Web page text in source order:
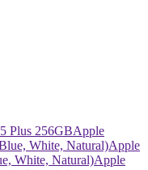
Plus 256GBApple
White, Natural)Apple
White, Natural)Apple